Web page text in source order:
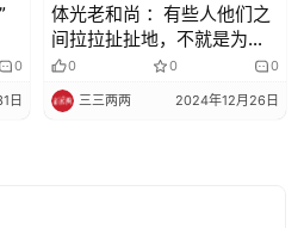
0
日
体光老和尚 ：有些人他们之
间拉拉扯扯地，不就是为了
几个钱吗？
0 0 0
三三两两 2024年12月26日